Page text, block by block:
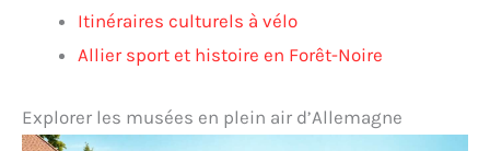
Itinéraires culturels à vélo
Allier sport et histoire en Forêt-Noire
Explorer les musées en plein air d’Allemagne